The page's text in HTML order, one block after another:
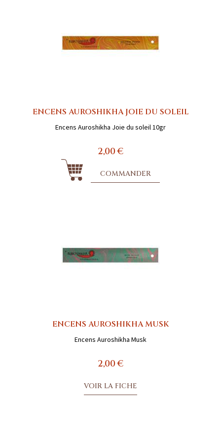
ENCENS AUROSHIKHA JOIE DU SOLEIL
Encens Auroshikha Joie du soleil 10gr
2,00 €
COMMANDER
ENCENS AUROSHIKHA MUSK
Encens Auroshikha Musk
2,00 €
VOIR LA FICHE